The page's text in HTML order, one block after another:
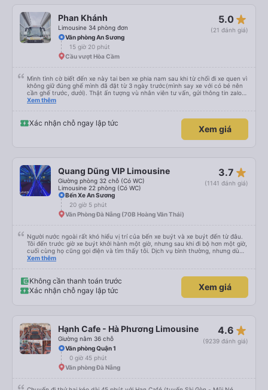
Phan Khánh
Limousine 34 phòng đơn
5.0 star_rate
(21 đánh giá)
Văn phòng An Sương
15 giờ 20 phút
Cầu vượt Hòa Cầm
Mình tình cờ biết đến xe này tai ben xe phia nam sau khi từ chối đi xe quen vì
không giữ đúng ghế mình đã đặt từ 3 ngày trước(mình say xe với có bé nên
cần ghế trước, dưới). Thật ấn tượng vù nhân viên tư vấn, gửi thông tin zalo
rõ ràng, chuyên nghiệp. Đi đúng giờ, xe mới toanh, sạch sẽ thơm tho, buồng
các anh tài và lơ cũng cực dễ thương, tâm lý. 10 điểm không nhưng. Mình sẽ
lưu lại để giới thiệu người nhà, bạn bè đi xe này. ưng hết sức. Giờ thấy may
Xem thêm
Xác nhận chỗ ngay lập tức
Xem giá
Quang Dũng VIP Limousine
Giường phòng 32 chỗ (Có WC)
Limousine 22 phòng (Có WC)
3.7 star_rate
(1141 đánh giá)
Bến Xe An Sương
20 giờ 5 phút
Văn Phòng Đà Nẵng (70B Hoàng Văn Thái)
Người nước ngoài rất khó hiểu vị trí của bến xe buýt và xe buýt đến từ đâu.
Tôi đến trước giờ xe buýt khởi hành một giờ, nhưng sau khi đi bộ hơn một giờ,
cuối cùng họ cũng gọi điện và tìm thấy tôi. Dịch vụ bình thường, nhưng dù
sao thì tôi ngủ ngon hơn ở khách sạn vì tôi rất thoải mái. Sẽ tuyệt hơn nếu
Xem thêm
Không cần thanh toán trước
Xác nhận chỗ ngay lập tức
Xem giá
Hạnh Cafe - Hà Phương Limousine
Giường nằm 36 chỗ
4.6 star_rate
(9239 đánh giá)
Văn phòng Quận 1
0 giờ 45 phút
Văn phòng Đà Nẵng